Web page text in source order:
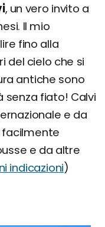
, un vero invito a
Il mio
fino alla
del cielo che si
antiche sono
senza fiato! Calvi
e da
e da altre
indicazioni)